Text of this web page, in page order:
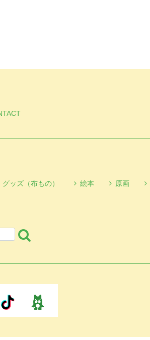
グッズ（布もの） 絵本 原画